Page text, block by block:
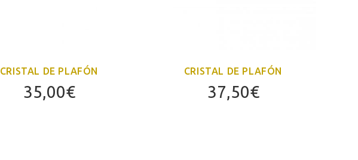
CRISTAL DE PLAFÓN
35,00€
CRISTAL DE PLAFÓN
37,50€